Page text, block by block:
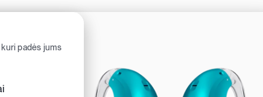
valstybine
ženklus ir
padės jums